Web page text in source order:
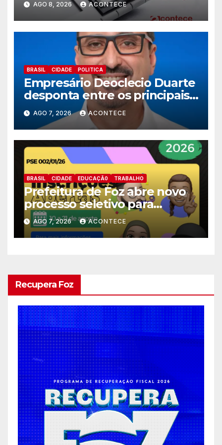
AGO 8, 2026 ACONTECE
BRASIL CIDADE POLITICA
Empresário Deoclecio Duarte
desponta entre os principais
nomes do União Brasil para
deputado estadual
AGO 7, 2026 ACONTECE
BRASIL CIDADE EDUCAÇÃ0 TRABALHO
Prefeitura de Foz abre novo
processo seletivo para
estagiários
AGO 7, 2026 ACONTECE
Recupera Foz